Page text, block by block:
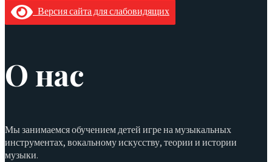
Версия сайта для слабовидящих
О нас
Мы занимаемся обучением детей игре на музыкальных
инструментах, вокальному искусству, теории и истории
музыки.